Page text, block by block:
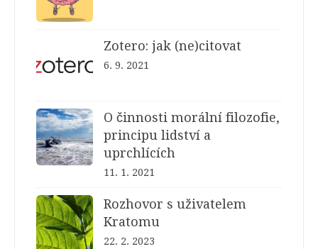
Zotero: jak (ne)citovat
6. 9. 2021
O činnosti morální filozofie,
principu lidství a
uprchlících
11. 1. 2021
Rozhovor s uživatelem
Kratomu
22. 2. 2023